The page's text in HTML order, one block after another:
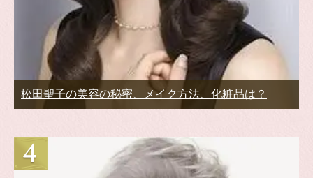
松田聖子の美容の秘密、メイク方法、化粧品は？